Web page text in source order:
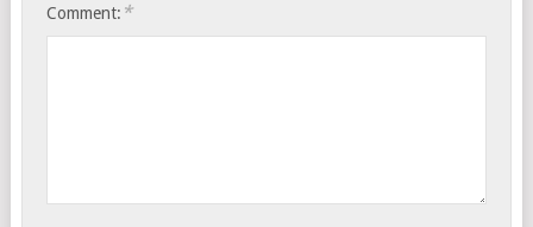
Comment: *